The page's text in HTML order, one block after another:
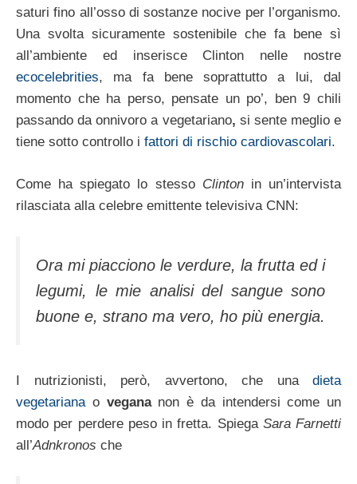
saturi fino all’osso di sostanze nocive per l’organismo.
Una svolta sicuramente sostenibile che fa bene sì
all’ambiente ed inserisce Clinton nelle nostre
ecocelebrities, ma fa bene soprattutto a lui, dal
momento che ha perso, pensate un po’, ben 9 chili
passando da onnivoro a vegetariano, si sente meglio e
tiene sotto controllo i fattori di rischio cardiovascolari.
Come ha spiegato lo stesso Clintonin un’intervista
rilasciata alla celebre emittente televisiva CNN:
Ora mi piacciono le verdure, la frutta ed i
legumi, le mie analisi del sangue sono
buone e, strano ma vero, ho più energia.
I nutrizionisti, però, avvertono, che una dieta
vegetariana o vegananon è da intendersi come un
modo per perdere peso in fretta. Spiega Sara Farnetti
all’Adnkronos che